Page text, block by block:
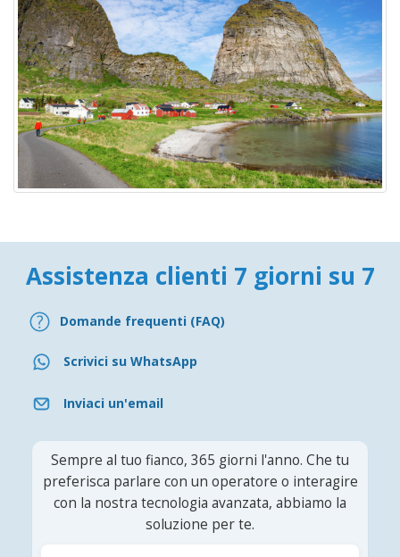
Assistenza clienti 7 giorni su 7
Domande frequenti (FAQ)
Scrivici su WhatsApp
Inviaci un'email
Sempre al tuo fianco, 365 giorni l'anno. Che tu
preferisca parlare con un operatore o interagire
con la nostra tecnologia avanzata, abbiamo la
soluzione per te.